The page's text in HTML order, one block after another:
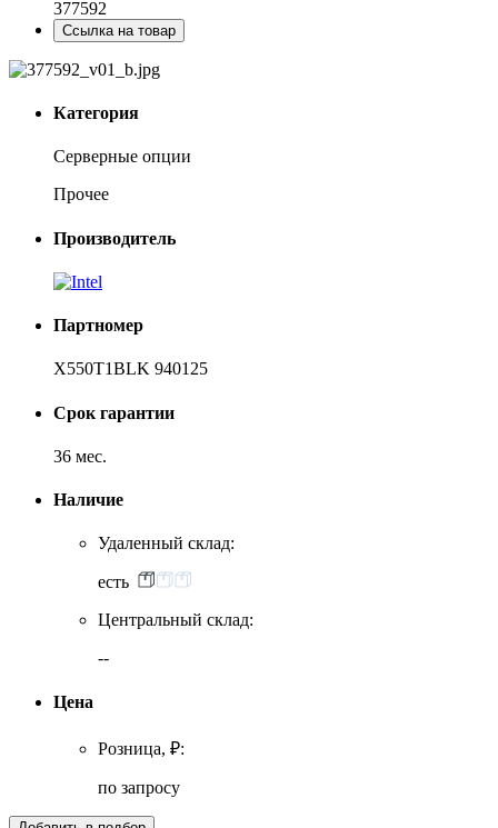
377592
Ссылка на товар
Категория
Серверные опции
Прочее
Производитель
Партномер
X550T1BLK 940125
Срок гарантии
36 мес.
Наличие
Удаленный склад:
есть
Центральный склад:
--
Цена
Розница, ₽:
по запросу